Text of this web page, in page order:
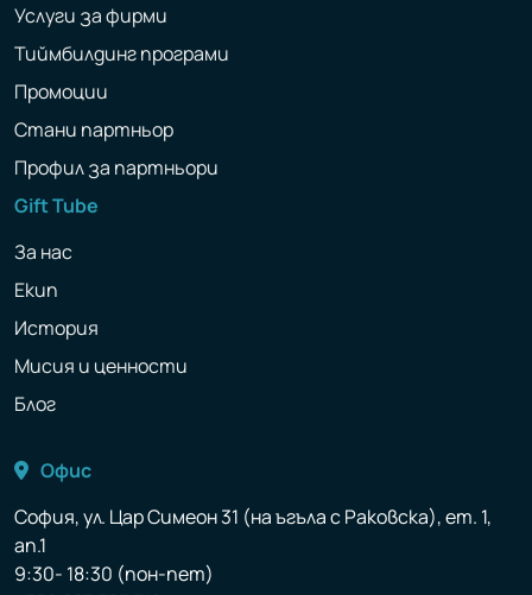
Услуги за фирми
Тиймбилдинг програми
Промоции
Стани партньор
Профил за партньори
Gift Tube
За нас
Екип
История
Мисия и ценности
Блог
Офис
София, ул. Цар Симеон 31 (на ъгъла с Раковска), ет. 1,
ап.1
9:30- 18:30 (пон-пет)